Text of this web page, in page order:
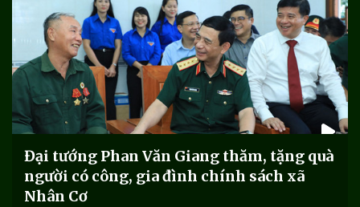
Đại tướng Phan Văn Giang thăm, tặng quà
người có công, gia đình chính sách xã
Nhân Cơ